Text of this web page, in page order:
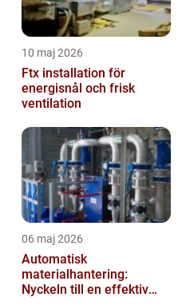
10 maj 2026
Ftx installation för
energisnål och frisk
ventilation
06 maj 2026
Automatisk
materialhantering:
Nyckeln till en effektiv